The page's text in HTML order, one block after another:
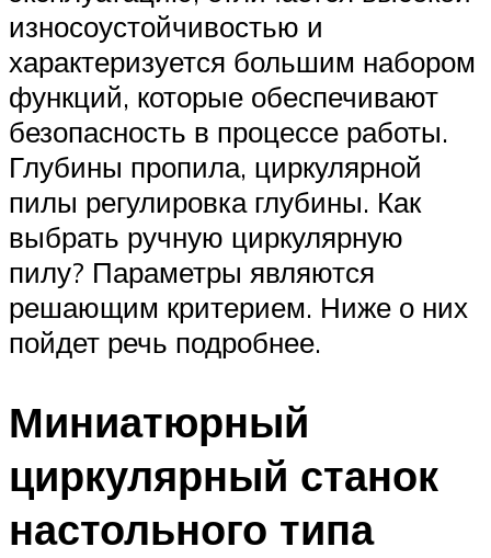
износоустойчивостью и
характеризуется большим набором
функций, которые обеспечивают
безопасность в процессе работы.
Глубины пропила, циркулярной
пилы регулировка глубины. Как
выбрать ручную циркулярную
пилу? Параметры являются
решающим критерием. Ниже о них
пойдет речь подробнее.
Миниатюрный
циркулярный станок
настольного типа